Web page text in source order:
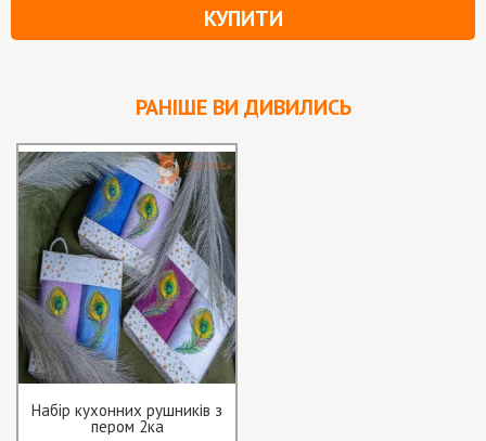
КУПИТИ
РАНІШЕ ВИ ДИВИЛИСЬ
Набір кухонних рушників з
пером 2ка